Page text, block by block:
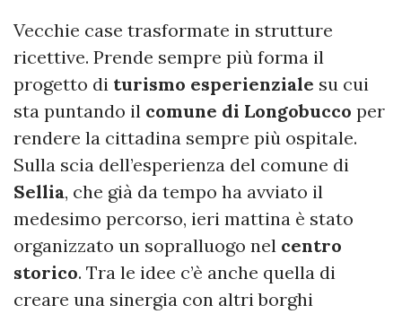
Vecchie case trasformate in strutture
ricettive. Prende sempre più forma il
progetto di turismo esperienziale su cui
sta puntando il comune di Longobucco per
rendere la cittadina sempre più ospitale.
Sulla scia dell’esperienza del comune di
Sellia, che già da tempo ha avviato il
medesimo percorso, ieri mattina è stato
organizzato un sopralluogo nel centro
storico. Tra le idee c’è anche quella di
creare una sinergia con altri borghi